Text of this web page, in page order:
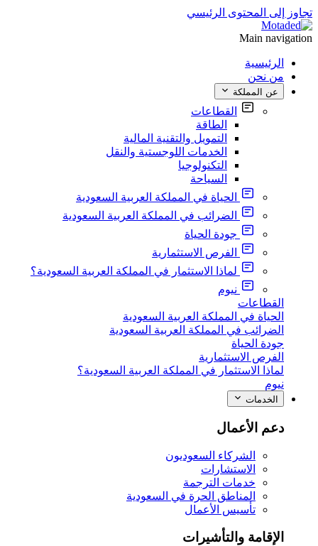
تجاوز إلى المحتوى الرئيسي
Main navigation
الرئيسية
من نحن
عن المملكة
القطاعات
الطاقة
التمويل والتقنية المالية
الخدمات اللوجستية والنقل
التكنولوجيا
السياحة
الحياة في المملكة العربية السعودية
الضرائب في المملكة العربية السعودية
جودة الحياة
الفرص الاستثمارية
لماذا الاستثمار في المملكة العربية السعودية؟
نيوم
القطاعات
الحياة في المملكة العربية السعودية
الضرائب في المملكة العربية السعودية
جودة الحياة
الفرص الاستثمارية
لماذا الاستثمار في المملكة العربية السعودية؟
نيوم
الخدمات
دعم الأعمال
الشركاء السعوديون
الاستشارات
خدمات الترجمة
المناطق الحرة في السعودية
تأسيس الأعمال
الإقامة والتأشيرات